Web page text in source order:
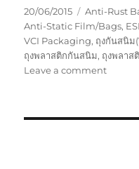
Posted
on
20/06/2015 Tags
Anti-Rust
Anti-Static Film/Bags,
VCI Packaging, ถุงกันสนิม
ถุงพลาสติกกันสนิม, ถุงพลาส
Leave a commenton